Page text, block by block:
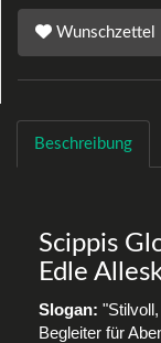
Wunschzettel
Beschreibung
Scippis
Edle
Slogan:
Begleiter für